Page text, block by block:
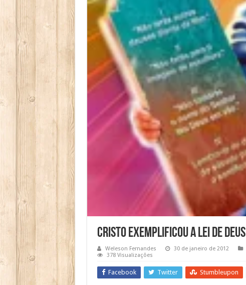
Cristo exemplificou a lei de Deus
Weleson Fernandes 30 de janeiro de 2012
378 Visualizações
Facebook Twitter Stumbleupon